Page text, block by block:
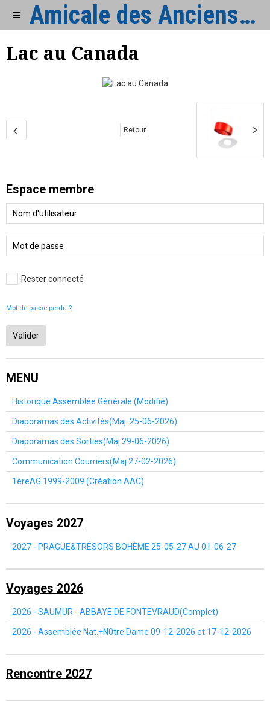
Amicale des Anciens de Cormelles
Lac au Canada
Retour
Espace membre
Rester connecté
Mot de passe perdu ?
Valider
MENU
Historique Assemblée Générale (Modifié)
Diaporamas des Activités(Maj. 25-06-2026)
Diaporamas des Sorties(Maj 29-06-2026)
Communication Courriers(Maj 27-02-2026)
1èreAG 1999-2009 (Création AAC)
Voyages 2027
2027 - PRAGUE&TRÉSORS BOHÈME 25-05-27 AU 01-06-27
Voyages 2026
2026 - SAUMUR - ABBAYE DE FONTEVRAUD(Complet)
2026 - Assemblée Nat.+N0tre Dame 09-12-2026 et 17-12-2026
Rencontre 2027